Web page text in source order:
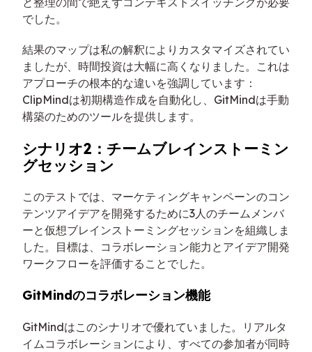
でした。
結果のマップは私の解釈によりカスタマイズされてい
ましたが、時間投資は大幅に高くなりました。これは
アプローチの根本的な違いを強調しています：
ClipMindは初期構造作成を自動化し、GitMindは手動
構築のためのツールを提供します。
シナリオ2：チームブレインストーミン
グセッション
このテストでは、マーケティングキャンペーンのコン
テンツアイデアを開発するために3人のチームメンバ
ーと仮想ブレインストーミングセッションを組織しま
した。目標は、コラボレーション能力とアイデア開発
ワークフローを評価することでした。
GitMindのコラボレーション機能
GitMindはこのシナリオで優れていました。リアルタ
イムコラボレーションにより、すべての参加者が同時